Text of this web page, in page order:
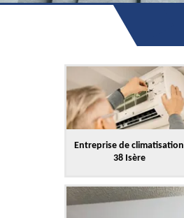
Entreprise de climatisation
38 Isère